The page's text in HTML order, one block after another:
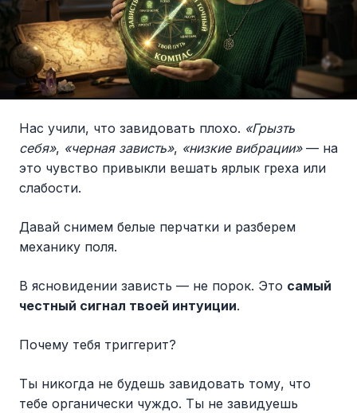
Нас учили, что завидовать плохо. «Грызть
себя», «черная зависть», «низкие вибрации»— на
это чувство привыкли вешать ярлык греха или
слабости.
Давай снимем белые перчатки и разберем
механику поля.
В ясновидении зависть — не порок. Это самый
честный сигнал твоей интуиции.
Почему тебя триггерит?
Ты никогда не будешь завидовать тому, что
тебе органически чуждо. Ты не завидуешь